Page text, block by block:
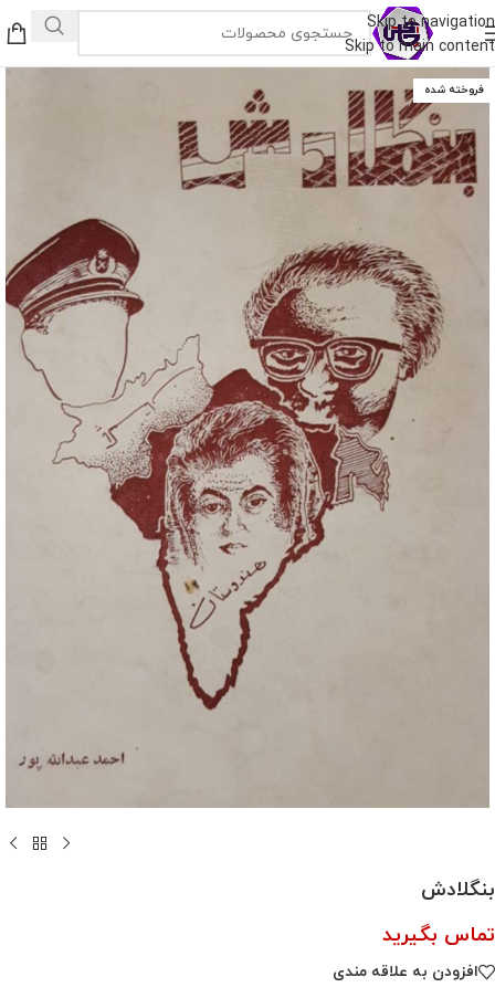
Skip to navigation
Skip to main content
فروخته شده
بنگلادش
تماس بگیرید
افزودن به علاقه مندی